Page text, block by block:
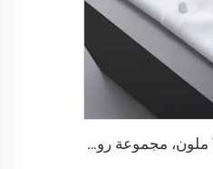
مصنع جودة عالية قماش تويل TR ملون، مجموعة روب رجالية الشرق الأوسط، قماش قميص خفيف الوزن